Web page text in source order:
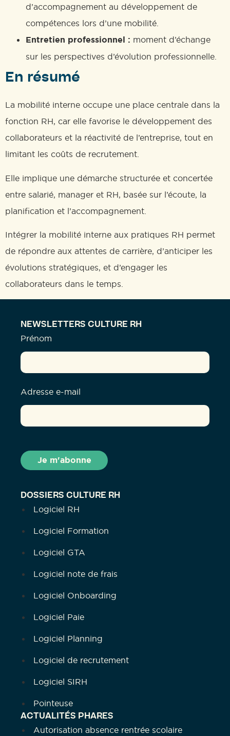
d’accompagnement au développement de
compétences lors d’une mobilité.
Entretien professionnel : moment d’échange
sur les perspectives d’évolution professionnelle.
En résumé
La mobilité interne occupe une place centrale dans la
fonction RH, car elle favorise le développement des
collaborateurs et la réactivité de l’entreprise, tout en
limitant les coûts de recrutement.
Elle implique une démarche structurée et concertée
entre salarié, manager et RH, basée sur l’écoute, la
planification et l’accompagnement.
Intégrer la mobilité interne aux pratiques RH permet
de répondre aux attentes de carrière, d’anticiper les
évolutions stratégiques, et d’engager les
collaborateurs dans le temps.
DOSSIERS CULTURE RH
Logiciel RH
Logiciel Formation
Logiciel GTA
Logiciel note de frais
Logiciel Onboarding
Logiciel Paie
Logiciel Planning
Logiciel de recrutement
Logiciel SIRH
Pointeuse
ACTUALITÉS PHARES
Autorisation absence rentrée scolaire
NEWSLETTERS CULTURE RH
Prénom
Adresse e-mail